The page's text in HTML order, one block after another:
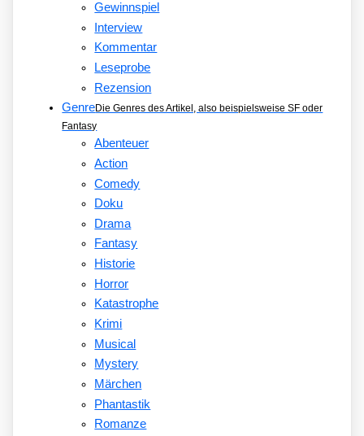
Gewinnspiel
Interview
Kommentar
Leseprobe
Rezension
GenreDie Genres des Artikel, also beispielsweise SF oder
Fantasy
Abenteuer
Action
Comedy
Doku
Drama
Fantasy
Historie
Horror
Katastrophe
Krimi
Musical
Mystery
Märchen
Phantastik
Romanze